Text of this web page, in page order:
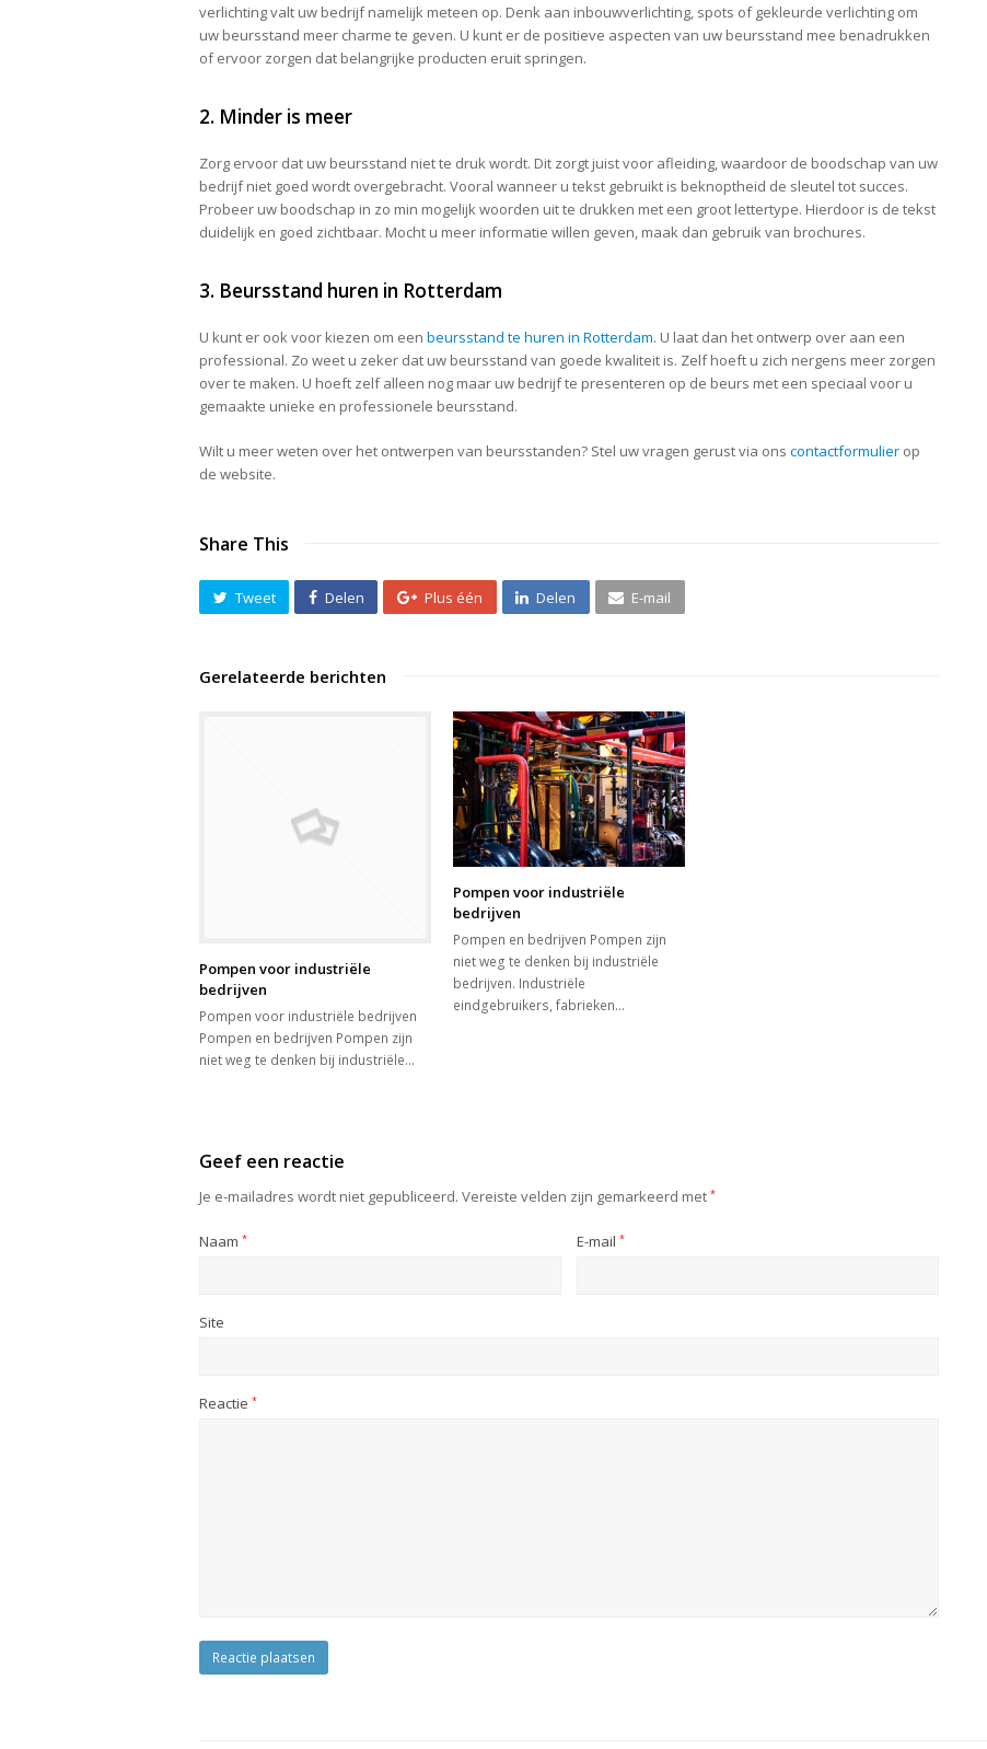
verlichting valt uw bedrijf namelijk meteen op. Denk aan inbouwverlichting, spots of gekleurde verlichting om
uw beursstand meer charme te geven. U kunt er de positieve aspecten van uw beursstand mee benadrukken
of ervoor zorgen dat belangrijke producten eruit springen.
2. Minder is meer
Zorg ervoor dat uw beursstand niet te druk wordt. Dit zorgt juist voor afleiding, waardoor de boodschap van uw
bedrijf niet goed wordt overgebracht. Vooral wanneer u tekst gebruikt is beknoptheid de sleutel tot succes.
Probeer uw boodschap in zo min mogelijk woorden uit te drukken met een groot lettertype. Hierdoor is de tekst
duidelijk en goed zichtbaar. Mocht u meer informatie willen geven, maak dan gebruik van brochures.
3. Beursstand huren in Rotterdam
U kunt er ook voor kiezen om een beursstand te huren in Rotterdam. U laat dan het ontwerp over aan een
professional. Zo weet u zeker dat uw beursstand van goede kwaliteit is. Zelf hoeft u zich nergens meer zorgen
over te maken. U hoeft zelf alleen nog maar uw bedrijf te presenteren op de beurs met een speciaal voor u
gemaakte unieke en professionele beursstand.
Wilt u meer weten over het ontwerpen van beursstanden? Stel uw vragen gerust via ons contactformulier op
de website.
Share This
Tweet Delen Plus één Delen E-mail
Gerelateerde berichten
Pompen voor industriële
bedrijven
Pompen voor industriële bedrijven
Pompen en bedrijven Pompen zijn
niet weg te denken bij industriële…
Pompen voor industriële
bedrijven
Pompen en bedrijven Pompen zijn
niet weg te denken bij industriële
bedrijven. Industriële
eindgebruikers, fabrieken…
Geef een reactie
Je e-mailadres wordt niet gepubliceerd. Vereiste velden zijn gemarkeerd met *
Naam * E-mail *
Site
Reactie *